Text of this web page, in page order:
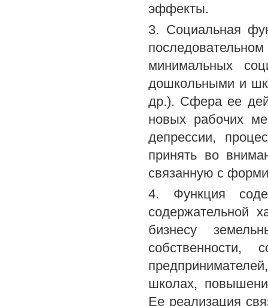
эффекты.
3. Социальная
минимальных
дошкольными и
др.). Сфера ее
новых рабочих
депрессии,
принять во
связанную с
4. Функция
содержательной
бизнесу
собственности,
школах,
Ее реализация